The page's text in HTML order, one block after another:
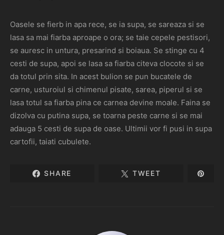
Oasele se fierb in apa rece, se ia supa, se sareaza si se
lasa sa mai fiarba aproape o ora; se taie cepele pestisori,
se auresc in untura, presarind si boiaua. Se stinge cu 4
cesti de supa, apoi se lasa sa fiarba citeva clocote si se
da totul prin sita. In acest bulion se pun bucatele de
carne, usturoiul si chimenul pisate, sarea, piperul si se
lasa totul sa fiarba pina ce carnea devine moale. Faina se
dizolva cu putina supa, se toarna peste carne si se mai
adauga 5 cesti de supa de oase. Ultimii vor fi pusi in supa
cartofii, taiati cubulete.
SHARE TWEET